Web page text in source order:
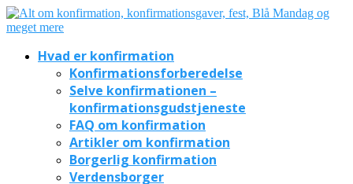
Hvad er konfirmation
Konfirmationsforberedelse
Selve konfirmationen –
konfirmationsgudstjeneste
FAQ om konfirmation
Artikler om konfirmation
Borgerlig konfirmation
Verdensborger